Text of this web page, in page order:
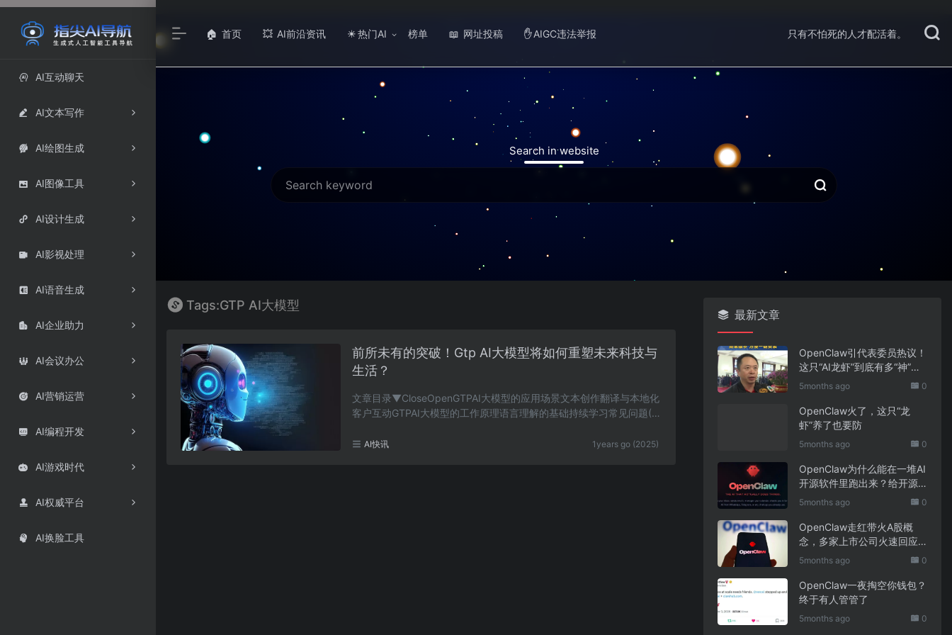
 AI互动聊天
 AI文本写作
 AI绘图生成
 AI图像工具
 AI设计生成
 AI影视处理
 AI语音生成
 AI企业助力
 AI会议办公
 AI营销运营
 AI编程开发
 AI游戏时代
 AI权威平台
 AI换脸工具
🏠 首页 💥 AI前沿资讯 ☀ 热门AI 榜单 📖 网址投稿 ✋ AIGC违法举报 只有不怕死的人才配活着。
Search in website
Tags:GTP AI大模型
前所未有的突破！Gtp AI大模型将如何重塑未来科技与
生活？
文章目录▼CloseOpenGTPAI大模型的应用场景文本创作翻译与本地化
客户互动GTPAI大模型的工作原理语言理解的基础持续学习常见问题(F
AI快讯 1years go (2025)
最新文章
OpenClaw引代表委员热议！
这只“AI龙虾”到底有多“神”？
｜科技观察
5months ago 0
OpenClaw火了，这只“龙
虾”养了也要防
5months ago 0
OpenClaw为什么能在一堆AI
开源软件里跑出来？给开源
项目的三点启示
5months ago 0
OpenClaw走红带火A股概
念，多家上市公司火速回应
业务布局
5months ago 0
OpenClaw一夜掏空你钱包？
终于有人管管了
5months ago 0